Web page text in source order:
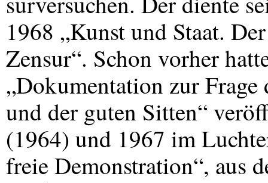
1968 „Kunst und Staat.
Zensur“. Schon vorher
„Dokumentation zur Frage
und der guten Sitten“
(1964) und 1967 im
freie Demonstration“, aus